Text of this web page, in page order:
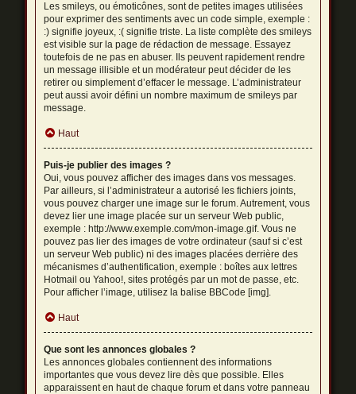
Les smileys, ou émoticônes, sont de petites images utilisées
pour exprimer des sentiments avec un code simple, exemple :
:) signifie joyeux, :( signifie triste. La liste complète des smileys
est visible sur la page de rédaction de message. Essayez
toutefois de ne pas en abuser. Ils peuvent rapidement rendre
un message illisible et un modérateur peut décider de les
retirer ou simplement d’effacer le message. L’administrateur
peut aussi avoir défini un nombre maximum de smileys par
message.
Haut
Puis-je publier des images ?
Oui, vous pouvez afficher des images dans vos messages.
Par ailleurs, si l’administrateur a autorisé les fichiers joints,
vous pouvez charger une image sur le forum. Autrement, vous
devez lier une image placée sur un serveur Web public,
exemple : http://www.exemple.com/mon-image.gif. Vous ne
pouvez pas lier des images de votre ordinateur (sauf si c’est
un serveur Web public) ni des images placées derrière des
mécanismes d’authentification, exemple : boîtes aux lettres
Hotmail ou Yahoo!, sites protégés par un mot de passe, etc.
Pour afficher l’image, utilisez la balise BBCode [img].
Haut
Que sont les annonces globales ?
Les annonces globales contiennent des informations
importantes que vous devez lire dès que possible. Elles
apparaissent en haut de chaque forum et dans votre panneau